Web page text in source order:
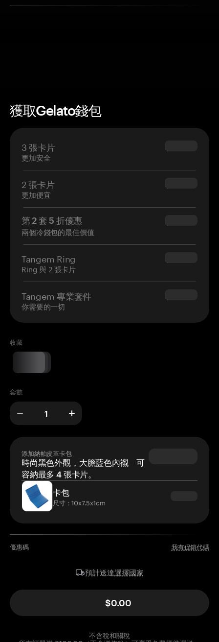
獲取Gelato錢包
3 張卡片
更加安全
$69.90
2 張卡片
更加便宜
$54.90
第 2 套 5 折優惠
兩個冷錢包的最佳價值
$34.95
Tangem Ring
Ring 與 2 張卡片
$160.00
Tangem 專業套件
你需要的一切
$180.00
收藏
套數
添加納帕皮革卡包
時尚黑色外觀，大膽藍色內襯 – 可
容納最多 4 張卡片。
卡包
尺寸：10x7.5x1cm
優惠碼 我有促銷代碼
預計送達選擇國家
$0.00
不含稅和關稅